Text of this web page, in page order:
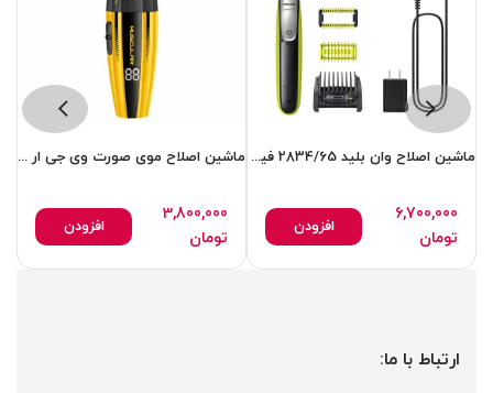
ماشین اصلاح وان بلید 2834/65 فیلیپس
6,700,000
تومان
افزودن
ماشین اصلاح موی صورت وی جی ار مدل 285T
3,800,000
تومان
افزودن
ارتباط با ما: